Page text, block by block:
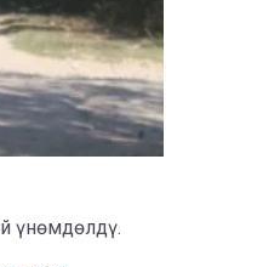
үнөмдөлдү.